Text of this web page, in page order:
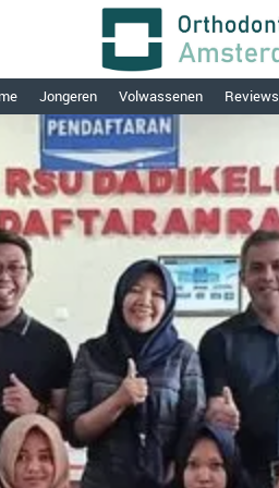
Jongeren Volwassenen Reviews